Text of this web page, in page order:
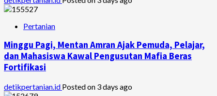
Pertanian
Minggu Pagi, Mentan Amran Ajak Pemuda, Pelajar,
dan Mahasiswa Kawal Pengusutan Mafia Beras
Fortifikasi
detikpertanian.id Posted on 3 days ago